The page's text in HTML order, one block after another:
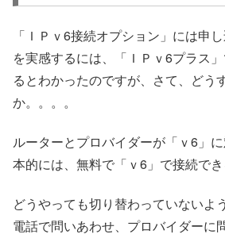
「ＩＰｖ6接続オプション」には申
を実感するには、「ＩＰｖ6プラス
るとわかったのですが、さて、どう
か。。。。
ルーターとプロバイダーが「ｖ6」
本的には、無料で「ｖ6」で接続でき
どうやっても切り替わっていないよ
電話で問いあわせ、プロバイダーに